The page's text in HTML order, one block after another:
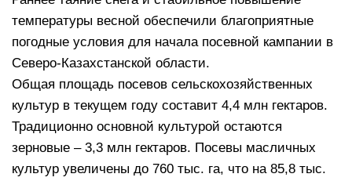
температуры весной обеспечили благоприятные
погодные условия для начала посевной кампании в
Северо-Казахстанской области.
Общая площадь посевов сельскохозяйственных
культур в текущем году составит 4,4 млн гектаров.
Традиционно основной культурой остаются
зерновые – 3,3 млн гектаров. Посевы масличных
культур увеличены до 760 тыс. га, что на 85,8 тыс.